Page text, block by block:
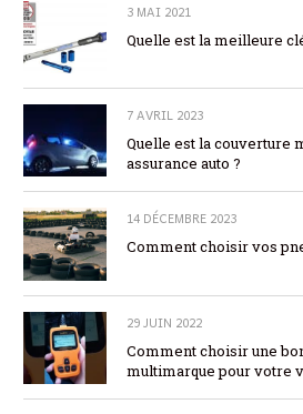
3 MAI 2021
Quelle est la meilleure
7 AVRIL 2023
Quelle est la couverture
assurance auto ?
14 DÉCEMBRE 2023
Comment choisir vos
29 JUIN 2022
Comment choisir une
multimarque pour votre